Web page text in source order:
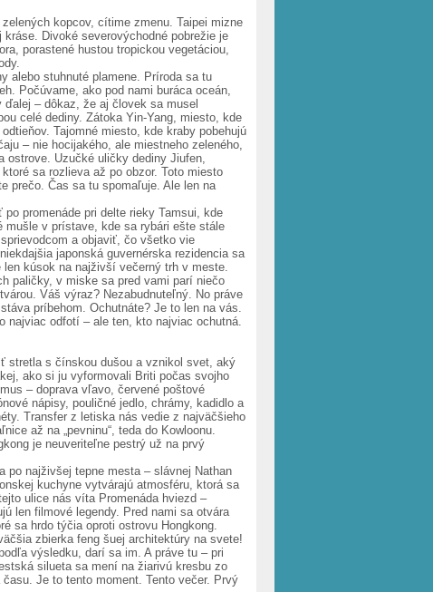
kopcov, cítime zmenu. Taipei mizne
Divoké severovýchodné pobrežie je
porastené hustou tropickou vegetáciou,
alebo stuhnuté plamene. Príroda sa tu
Počúvame, ako pod nami buráca oceán,
ďalej – dôkaz, že aj človek sa musel
celé dediny. Zátoka Yin-Yang, miesto, kde
Tajomné miesto, kde kraby pobehujú
– nie hocijakého, ale miestneho zeleného,
ostrove. Uzučké uličky dediny Jiufen,
sa rozlieva až po obzor. Toto miesto
prečo. Čas sa tu spomaľuje. Ale len na
promenáde pri delte rieky Tamsui, kde
mušle v prístave, kde sa rybári ešte stále
a objaviť, čo všetko vie
japonská guvernérska rezidencia sa
kúsok na najživší večerný trh v meste.
paličky, v miske sa pred vami parí niečo
Váš výraz? Nezabudnuteľný. No práve
príbehom. Ochutnáte? Je to len na vás.
odfotí – ale ten, kto najviac ochutná.
stretla s čínskou dušou a vznikol svet, aký
ako si ju vyformovali Briti počas svojho
– doprava vľavo, červené poštové
nápisy, pouličné jedlo, chrámy, kadidlo a
Transfer z letiska nás vedie z najväčšieho
až na „pevninu“, teda do Kowloonu.
je neuveriteľne pestrý už na prvý
po najživšej tepne mesta – slávnej Nathan
kuchyne vytvárajú atmosféru, ktorá sa
ulice nás víta Promenáda hviezd –
len filmové legendy. Pred nami sa otvára
sa hrdo týčia oproti ostrovu Hongkong.
zbierka feng šuej architektúry na svete!
výsledku, darí sa im. A práve tu – pri
silueta sa mení na žiarivú kresbu zo
Je to tento moment. Tento večer. Prvý